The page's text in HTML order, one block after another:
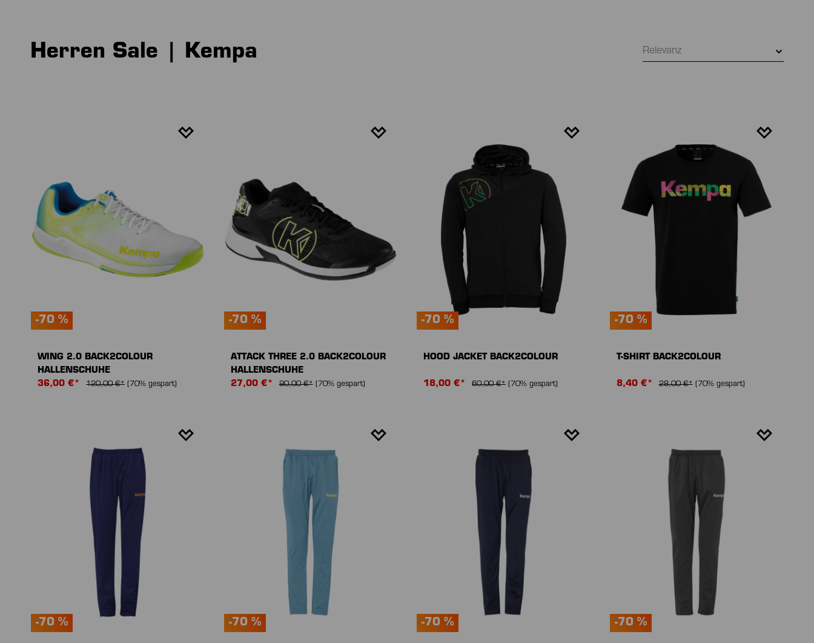
Herren Sale | Kempa Relevanz
-70 %
WING 2.0 BACK2COLOUR
HALLENSCHUHE
36,00 €*
120,00 €* (70% gespart)
-70 %
ATTACK THREE 2.0 BACK2COLOUR
HALLENSCHUHE
27,00 €*
90,00 €* (70% gespart)
-70 %
HOOD JACKET BACK2COLOUR
18,00 €* 60,00 €* (70% gespart)
-70 %
T-SHIRT BACK2COLOUR
8,40 €* 28,00 €* (70% gespart)
-70 % -70 % -70 % -70 %